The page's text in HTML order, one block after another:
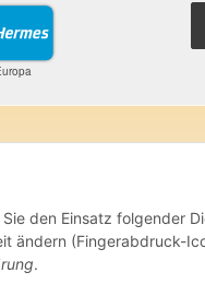
den Einsatz folgender
ändern (Fingerabdruck-
.
besondere Kräfte
Unterlagen bisher weder
auf Überlieferungen und
Medikamentenersatz.